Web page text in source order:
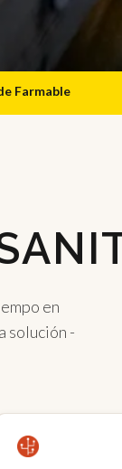
Farmable
en
solución -